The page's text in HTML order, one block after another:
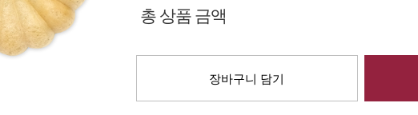
총 상품 금액
장바구니 담기